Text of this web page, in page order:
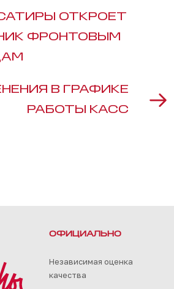
ОТКРОЕТ
ФРОНТОВЫМ
В ГРАФИКЕ
РАБОТЫ КАСС
ОФИЦИАЛЬНО
Независимая оценка
качества